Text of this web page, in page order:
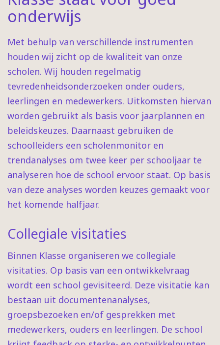
onderwijs
Met behulp van verschillende instrumenten
houden wij zicht op de kwaliteit van onze
scholen. Wij houden regelmatig
tevredenheidsonderzoeken onder ouders,
leerlingen en medewerkers. Uitkomsten hiervan
worden gebruikt als basis voor jaarplannen en
beleidskeuzes. Daarnaast gebruiken de
schoolleiders een scholenmonitor en
trendanalyses om twee keer per schooljaar te
analyseren hoe de school ervoor staat. Op basis
van deze analyses worden keuzes gemaakt voor
het komende halfjaar.
Collegiale visitaties
Binnen Klasse organiseren we collegiale
visitaties. Op basis van een ontwikkelvraag
wordt een school gevisiteerd. Deze visitatie kan
bestaan uit documentenanalyses,
groepsbezoeken en/of gesprekken met
medewerkers, ouders en leerlingen. De school